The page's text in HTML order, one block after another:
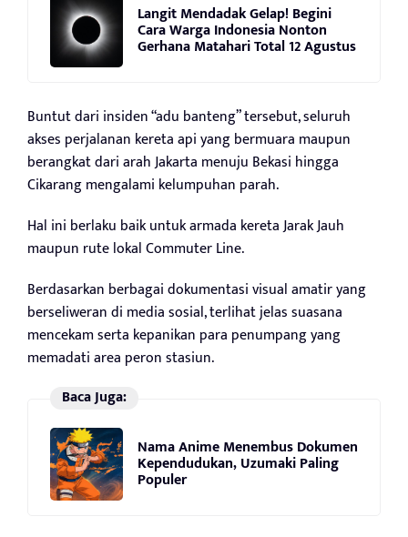
Langit Mendadak Gelap! Begini
Cara Warga Indonesia Nonton
Gerhana Matahari Total 12 Agustus
Buntut dari insiden “adu banteng” tersebut, seluruh
akses perjalanan kereta api yang bermuara maupun
berangkat dari arah Jakarta menuju Bekasi hingga
Cikarang mengalami kelumpuhan parah.
Hal ini berlaku baik untuk armada kereta Jarak Jauh
maupun rute lokal Commuter Line.
Berdasarkan berbagai dokumentasi visual amatir yang
berseliweran di media sosial, terlihat jelas suasana
mencekam serta kepanikan para penumpang yang
memadati area peron stasiun.
Baca Juga:
Nama Anime Menembus Dokumen
Kependudukan, Uzumaki Paling
Populer